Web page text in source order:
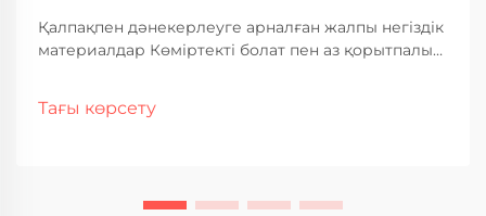
Қалпақпен дәнекерлеуге арналған жалпы негіздік
материалдар Көміртекті болат пен аз қорытпалы
негіздік материал ретінде таңдалып алынуда.
Тағы көрсету